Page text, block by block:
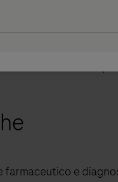
il nuovo
farmaceutico e